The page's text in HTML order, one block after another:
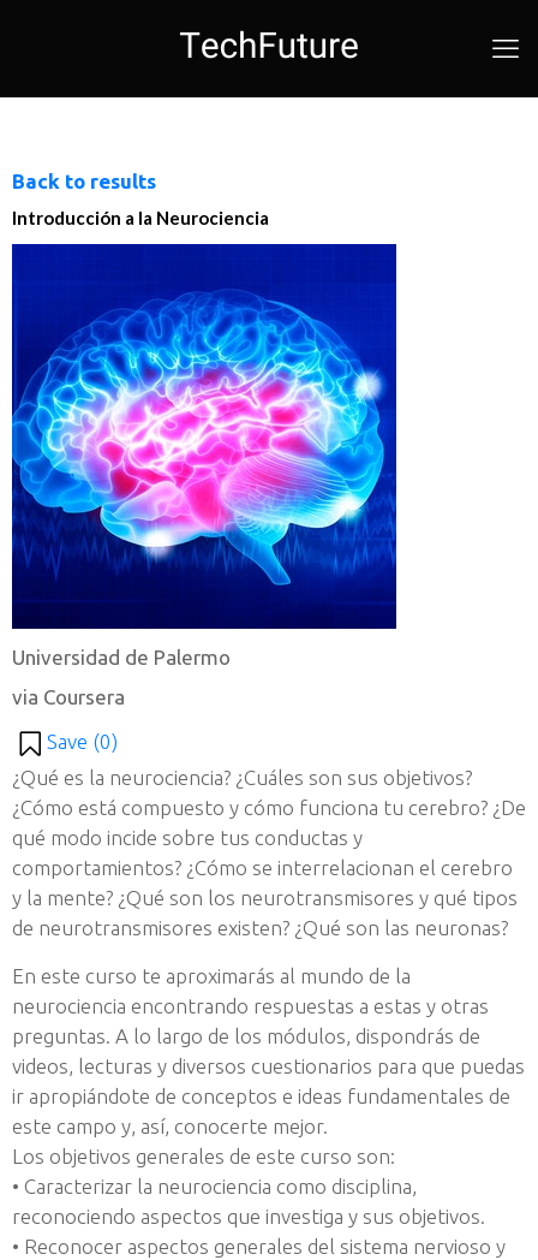
Back to results
Introducción a la Neurociencia
Universidad de Palermo
via Coursera
Save (0)
¿Qué es la neurociencia? ¿Cuáles son sus objetivos?
¿Cómo está compuesto y cómo funciona tu cerebro? ¿De
qué modo incide sobre tus conductas y
comportamientos? ¿Cómo se interrelacionan el cerebro
y la mente? ¿Qué son los neurotransmisores y qué tipos
de neurotransmisores existen? ¿Qué son las neuronas?
En este curso te aproximarás al mundo de la
neurociencia encontrando respuestas a estas y otras
preguntas. A lo largo de los módulos, dispondrás de
videos, lecturas y diversos cuestionarios para que puedas
ir apropiándote de conceptos e ideas fundamentales de
este campo y, así, conocerte mejor.
Los objetivos generales de este curso son:
• Caracterizar la neurociencia como disciplina,
reconociendo aspectos que investiga y sus objetivos.
• Reconocer aspectos generales del sistema nervioso y